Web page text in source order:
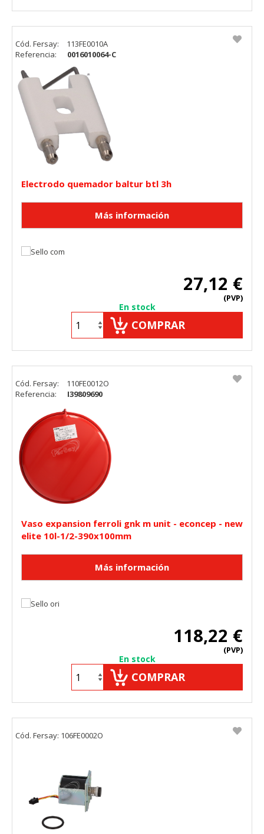
Electrodo quemador baltur btl 3h
27,12 €
(PVP)
En stock
COMPRAR
Cód. Fersay:
113FE0010A
Referencia:
0016010064-C
Vaso expansion ferroli gnk m unit - econcep - new
elite 10l-1/2-390x100mm
118,22 €
(PVP)
En stock
COMPRAR
Cód. Fersay:
110FE0012O
Referencia:
I39809690
Cód. Fersay: 106FE0002O